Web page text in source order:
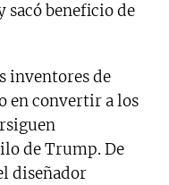
sacó beneficio de
inventores de
en convertir a los
de Trump. De
diseñador